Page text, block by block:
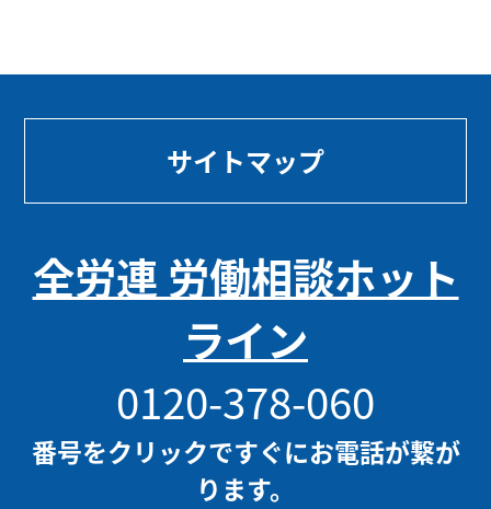
サイトマップ
全労連 労働相談ホット
ライン
0120-378-060
番号をクリックですぐにお電話が繋が
ります。